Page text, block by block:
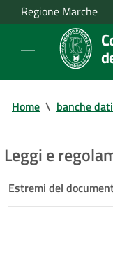
Regione Marche
Home \ banche
Leggi e
Estremi del